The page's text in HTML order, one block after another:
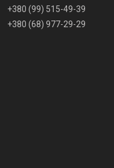
+380 (99) 515-49-39
+380 (68) 977-29-29